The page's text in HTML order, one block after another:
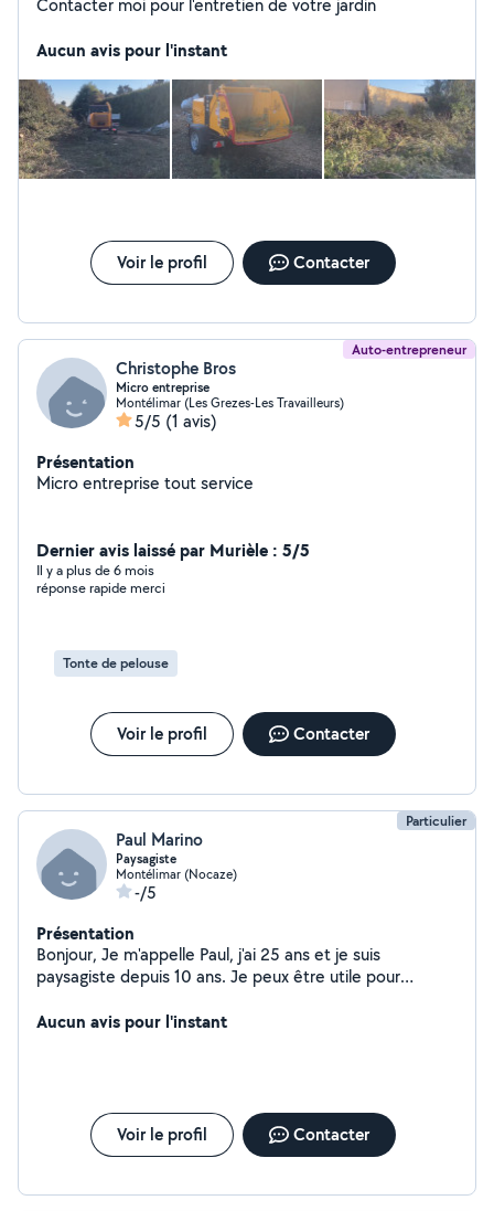
Contacter moi pour l'entretien de votre jardin
Aucun avis pour l'instant
Voir le profil Contacter
Auto-entrepreneur
Christophe Bros
Micro entreprise
Montélimar (Les Grezes-Les Travailleurs)
5/5 (1 avis)
Présentation
Micro entreprise tout service
Dernier avis laissé par Murièle : 5/5
Il y a plus de 6 mois
réponse rapide merci
Tonte de pelouse
Voir le profil Contacter
Particulier
Paul Marino
Paysagiste
Montélimar (Nocaze)
-/5
Présentation
Bonjour, Je m'appelle Paul, j'ai 25 ans et je suis
paysagiste depuis 10 ans. Je peux être utile pour
haie - taille d'arbuste - débroussaillage - évacuation de
Aucun avis pour l'instant
Voir le profil Contacter